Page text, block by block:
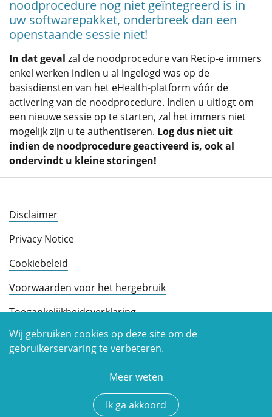
Wij gebruiken cookies op deze site om de
gebruikerservaring te verbeteren.
Meer weten
Ik ga akkoord
noodprocedure nog niet geïntegreerd is in
uw softwarepakket, onderbreek dan een
openstaande sessie niet!
In dat geval zal de noodprocedure van Recip-e immers
enkel werken indien u al ingelogd was op de
basisdiensten van het eHealth-platform vóór de
activering van de noodprocedure. Indien u uitlogt om
een nieuwe sessie op te starten, zal het immers niet
mogelijk zijn u te authentiseren. Log dus niet uit
indien de noodprocedure geactiveerd is, ook al
ondervindt u kleine storingen!
Disclaimer
Privacy Notice
Cookiebeleid
Voorwaarden voor het hergebruik
Toegankelijkheidsverklaring